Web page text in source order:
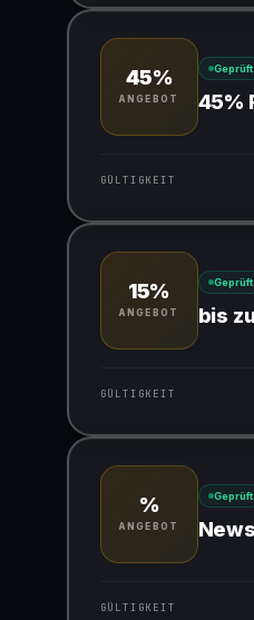
Gültig für
45%
ANGEBOT
Geprüft
45%
GÜLTIGKEIT
Gültig für
15%
ANGEBOT
Geprüft
bis
GÜLTIGKEIT
Gültig für
%
ANGEBOT
Geprüft
GÜLTIGKEIT